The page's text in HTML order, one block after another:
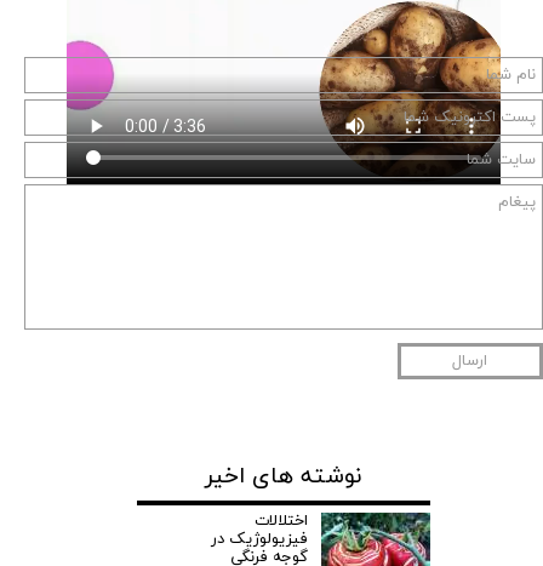
ارسال
نوشته های اخیر
اختلالات
فیزیولوژیک در
گوجه فرنگی